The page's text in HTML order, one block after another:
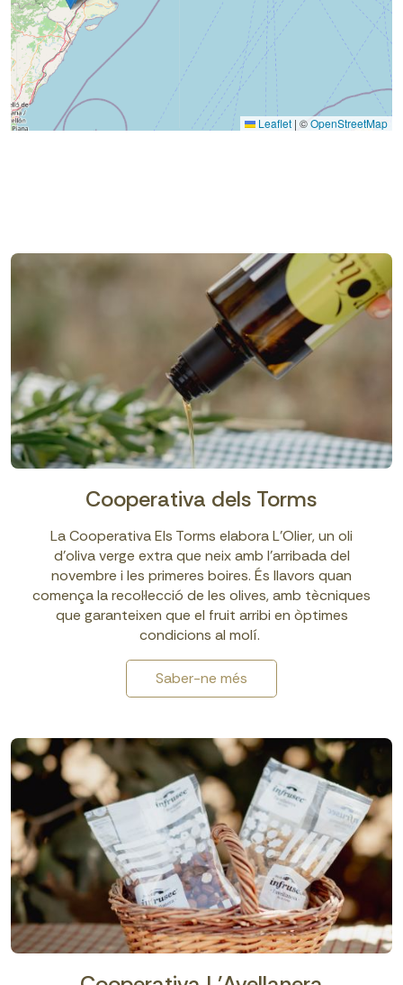
Leaflet | ©OpenStreetMap
Cooperativa dels Torms
La Cooperativa Els Torms elabora L'Olier, un oli
d'oliva verge extra que neix amb l'arribada del
novembre i les primeres boires. És llavors quan
comença la recol·lecció de les olives, amb tècniques
que garanteixen que el fruit arribi en òptimes
condicions al molí.
Saber-ne més